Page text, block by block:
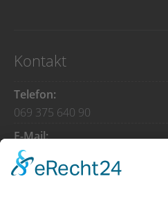
Kontakt
Telefon:
069 375 640 90
E-Mail:
info@antepsofrasi-frankfurt.de